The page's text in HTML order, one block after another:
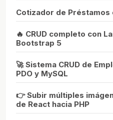
Cotizador de Préstamos
🔥 CRUD completo con
Bootstrap 5
🚀 Sistema CRUD de
PDO y MySQL
👉 Subir múltiples
de React hacia PHP